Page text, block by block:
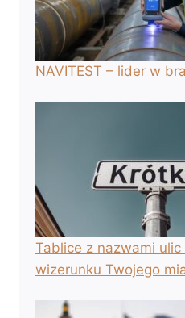
NAVITEST – lider w
Tablice z nazwami
wizerunku Twojego